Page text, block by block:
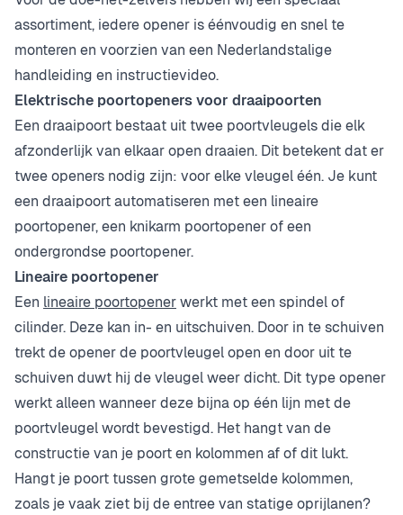
assortiment, iedere opener is éénvoudig en snel te
monteren en voorzien van een Nederlandstalige
handleiding en instructievideo.
Elektrische poortopeners voor draaipoorten
Een draaipoort bestaat uit twee poortvleugels die elk
afzonderlijk van elkaar open draaien. Dit betekent dat er
twee openers nodig zijn: voor elke vleugel één. Je kunt
een draaipoort automatiseren met een lineaire
poortopener, een knikarm poortopener of een
ondergrondse poortopener.
Lineaire poortopener
Een lineaire poortopenerwerkt met een spindel of
cilinder. Deze kan in- en uitschuiven. Door in te schuiven
trekt de opener de poortvleugel open en door uit te
schuiven duwt hij de vleugel weer dicht. Dit type opener
werkt alleen wanneer deze bijna op één lijn met de
poortvleugel wordt bevestigd. Het hangt van de
constructie van je poort en kolommen af of dit lukt.
Hangt je poort tussen grote gemetselde kolommen,
zoals je vaak ziet bij de entree van statige oprijlanen?